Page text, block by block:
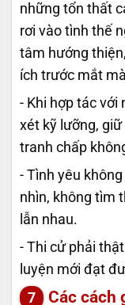
những tổn thất
rơi vào tình thế
tâm hướng
ích trước mắt
- Khi hợp tác với
xét kỹ lưỡng,
tranh chấp
- Tình yêu
nhìn, không tìm
lẫn nhau.
- Thi cử phải
luyện mới đạt
Các cách